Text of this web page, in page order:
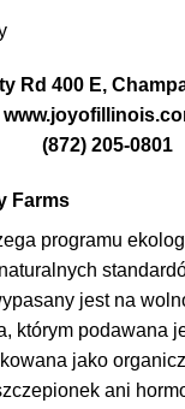
Rd 400 E,
(872) 205-0801
Farms
programu
jest na
którym podawana
jako
ani